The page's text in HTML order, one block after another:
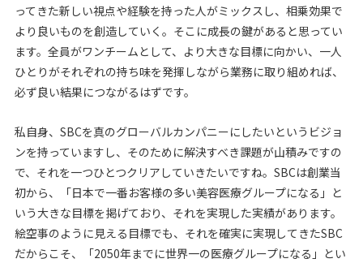
ってきた新しい視点や経験を持った人がミックスし、相乗効果で
より良いものを創造していく。そこに成長の鍵があると思ってい
ます。全員がワンチームとして、より大きな目標に向かい、一人
ひとりがそれぞれの持ち味を発揮しながら業務に取り組めれば、
必ず良い結果につながるはずです。
私自身、SBCを真のグローバルカンパニーにしたいというビジョ
ンを持っていますし、そのために解決すべき課題が山積みですの
で、それを一つひとつクリアしていきたいですね。SBCは創業当
初から、「日本で一番お客様の多い美容医療グループになる」と
いう大きな目標を掲げており、それを実現した実績があります。
絵空事のように見える目標でも、それを確実に実現してきたSBC
だからこそ、「2050年までに世界一の医療グループになる」とい